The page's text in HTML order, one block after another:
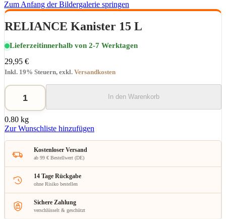
Zum Anfang der Bildergalerie springen
RELIANCE Kanister 15 L
Lieferzeitinnerhalb von 2-7 Werktagen
29,95 €
Inkl. 19% Steuern, exkl. Versandkosten
In den Warenkorb
0.80 kg
Zur Wunschliste hinzufügen
Kostenloser Versand
ab 99 € Bestellwert (DE)
14 Tage Rückgabe
ohne Risiko bestellen
Sichere Zahlung
verschlüsselt & geschützt